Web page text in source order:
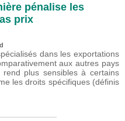
pénalise les
prix
dans les exportations
aux autres pays
plus sensibles à certains
les droits spécifiques (définis